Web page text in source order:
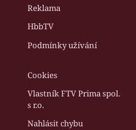
Reklama
HbbTV
Podmínky užívání
Cookies
Vlastník FTV Prima spol.
s r.o.
Nahlásit chybu